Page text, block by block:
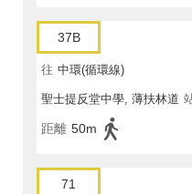
37B
往 中環(循環線)
聖士提反堂中學, 薄扶林道
距離 50m
71